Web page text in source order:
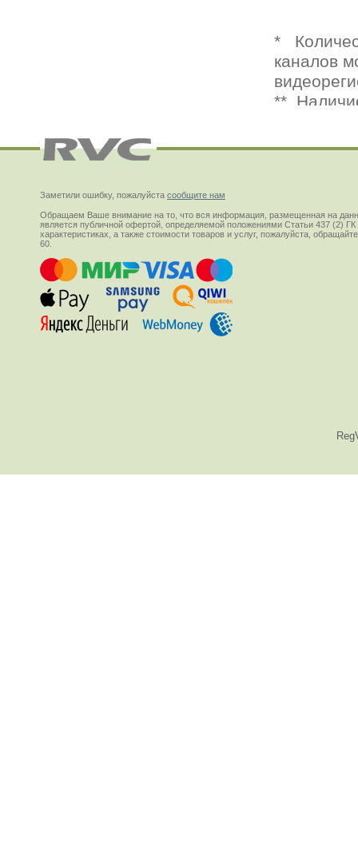
Заметили ошибку, пожалуйста сообщите нам
Обращаем Ваше внимание на то, что вся информация, размещенная на
является публичной офертой, определяемой положениями Статьи 437 (2)
характеристиках, а также стоимости товаров и услуг, пожалуйста,
60.